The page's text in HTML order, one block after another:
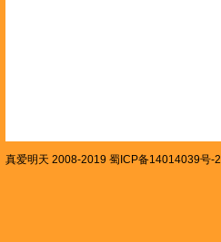
真爱明天 2008-2019 蜀ICP备14014039号-2